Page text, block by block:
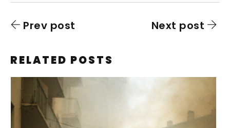
Prev post Next post
RELATED POSTS